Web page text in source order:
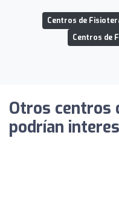
Centros de
Centros de
Otros centros
podrían